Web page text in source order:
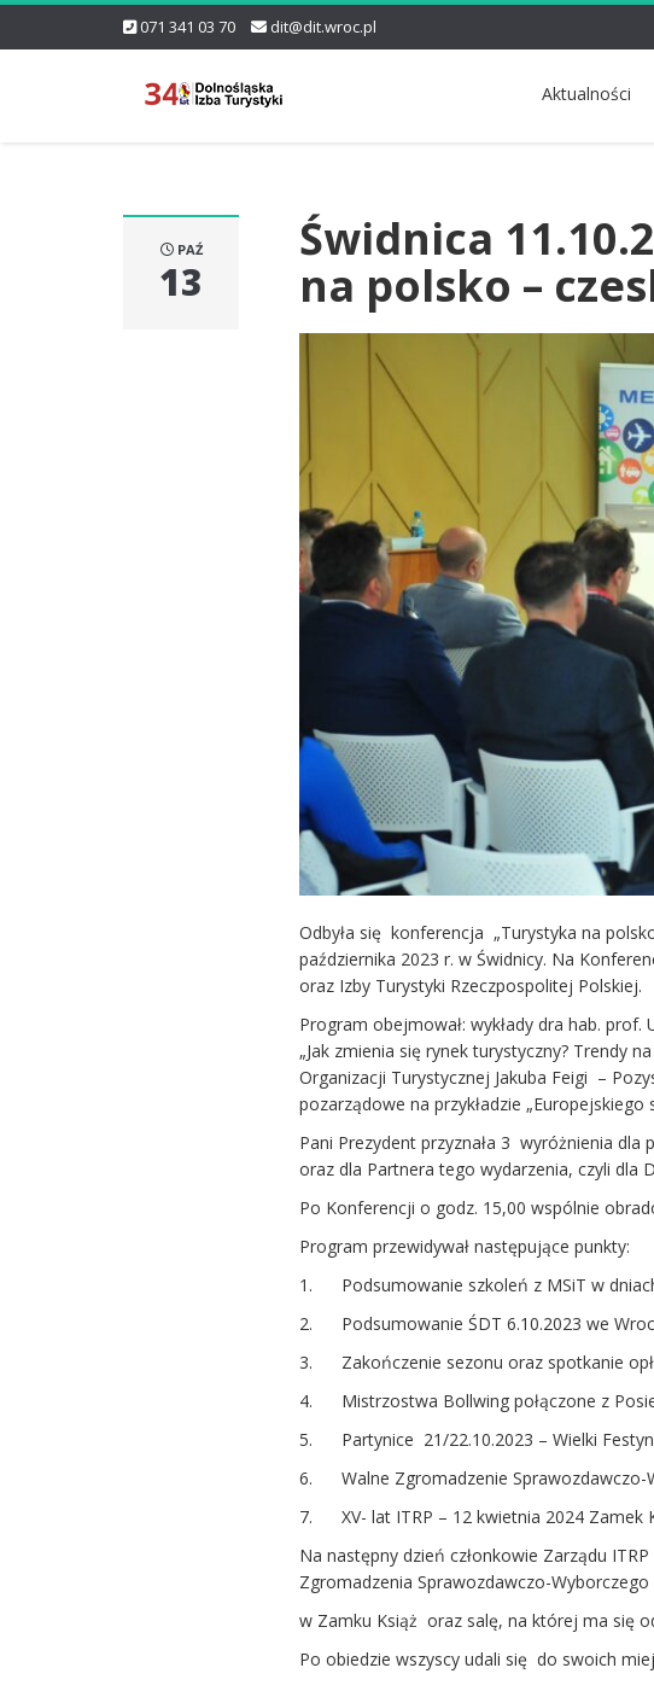
071 341 03 70 dit@dit.wroc.pl
Aktualności
PAŹ
13
Świdnica
na polsko –
Odbyła się konferencja „Turystyka na
października 2023 r. w Świdnicy. Na
oraz Izby Turystyki Rzeczpospolitej Polskiej.
Program obejmował: wykłady dra hab.
„Jak zmienia się rynek turystyczny? Trendy
Organizacji Turystycznej Jakuba Feigi –
pozarządowe na przykładzie „Europejskiego
Pani Prezydent przyznała 3 wyróżnienia dla
oraz dla Partnera tego wydarzenia, czyli dla
Po Konferencji o godz. 15,00 wspólnie
Program przewidywał następujące punkty:
1. Podsumowanie szkoleń z MSiT w
2. Podsumowanie ŚDT 6.10.2023 we
3. Zakończenie sezonu oraz spotkanie
4. Mistrzostwa Bollwing połączone z
5. Partynice 21/22.10.2023 – Wielki Festyn
6. Walne Zgromadzenie Sprawozdawczo-
7. XV- lat ITRP – 12 kwietnia 2024 Zamek
Na następny dzień członkowie Zarządu
Zgromadzenia Sprawozdawczo-Wyborczego
w Zamku Książ oraz salę, na której ma się
Po obiedzie wszyscy udali się do swoich